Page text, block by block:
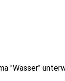
"Wasser"